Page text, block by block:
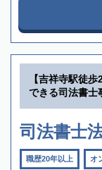
【吉祥寺駅徒
できる司法書士
司法書士
職歴20年以上 オ